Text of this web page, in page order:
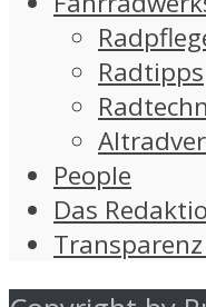
Radtipps
People
Das